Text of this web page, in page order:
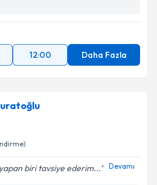
12:00 Daha Fazla
biri tavsiye ederim... Devamı